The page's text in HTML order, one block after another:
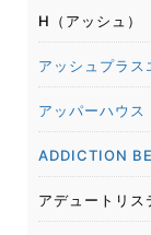
H（アッシュ）
アッシュプラス
アッパーハウス
ADDICTION
アデュートリ